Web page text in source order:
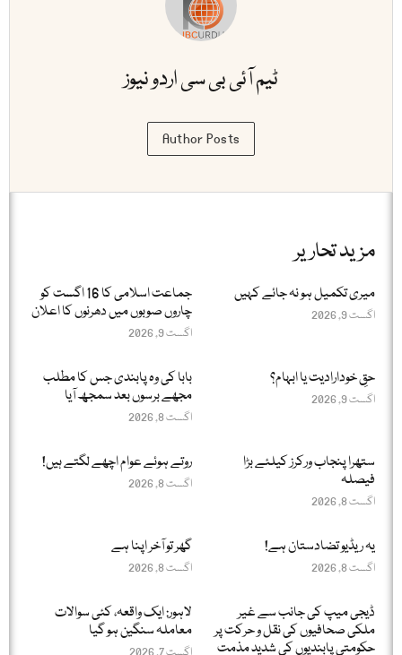
ٹیم آئی بی سی اردو نیوز
Author Posts
مزید تحاریر
میری تکمیل ہو نہ جائے کہیں
اگست 9, 2026
جماعت اسلامی کا 16 اگست کو
چاروں صوبوں میں دھرنوں کا اعلان
اگست 9, 2026
حقِ خودارادیت یا ابہام؟
اگست 9, 2026
بابا کی وہ پابندی جس کا مطلب
مجھے برسوں بعد سمجھ آیا
اگست 8, 2026
ستھرا پنجاب ورکرز کیلئے بڑا
فیصلہ
اگست 8, 2026
روتے ہوئے عوام اچھے لگتے ہیں!
اگست 8, 2026
یہ ریڈیو تضادستان ہے!
اگست 8, 2026
گھر تو آخر اپنا ہے
اگست 8, 2026
ڈیجی میپ کی جانب سے غیر
ملکی صحافیوں کی نقل و حرکت پر
حکومتی پابندیوں کی شدید مذمت
لاہور: ایک واقعہ، کئی سوالات
معاملہ سنگین ہو گیا